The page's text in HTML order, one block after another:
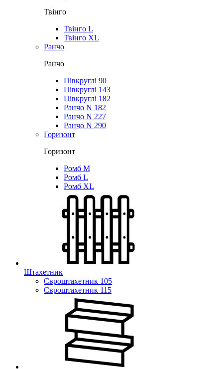
Твінго
Твінго L
Твінго XL
Ранчо
Ранчо
Півкруглі 90
Півкруглі 143
Півкруглі 182
Ранчо N 182
Ранчо N 227
Ранчо N 290
Горизонт
Горизонт
Ромб M
Ромб L
Ромб XL
Штахетник
Євроштахетник 105
Євроштахетник 115